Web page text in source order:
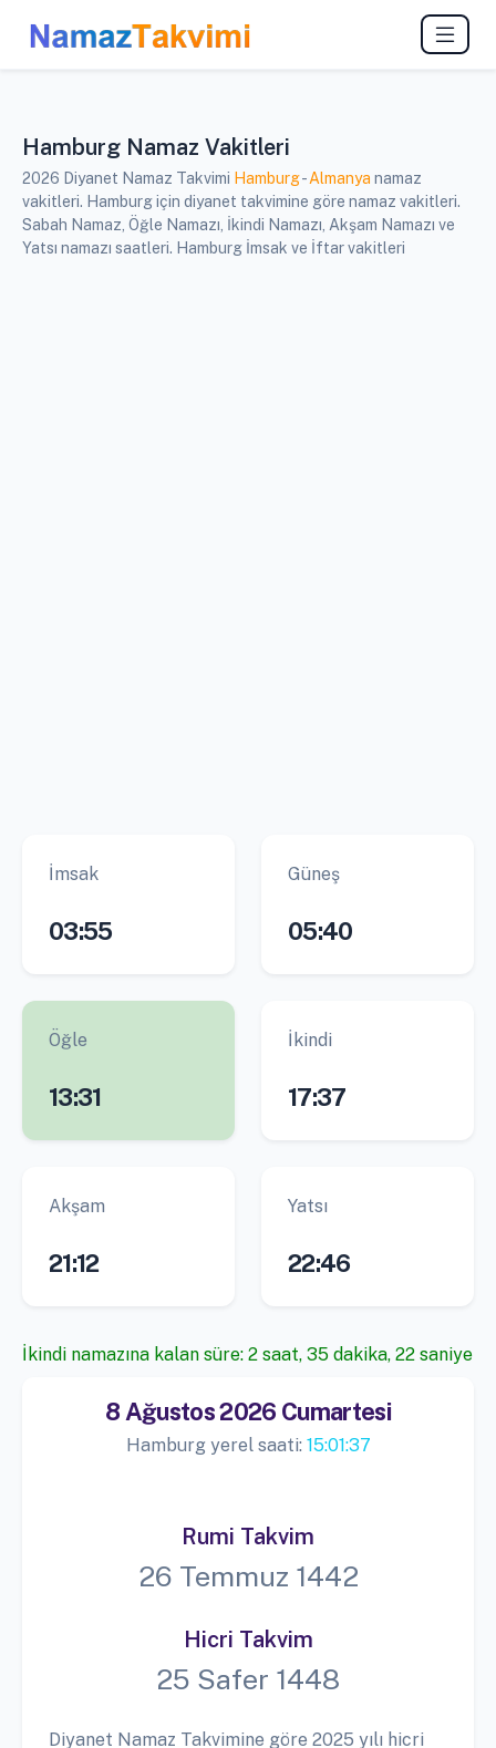
Hamburg Namaz Vakitleri
2026 Diyanet Namaz Takvimi Hamburg-Almanya namaz
vakitleri. Hamburg için diyanet takvimine göre namaz vakitleri.
Sabah Namaz, Öğle Namazı, İkindi Namazı, Akşam Namazı ve
Yatsı namazı saatleri. Hamburg İmsak ve İftar vakitleri
İmsak
03:55
Güneş
05:40
Öğle
13:31
İkindi
17:37
Akşam
21:12
Yatsı
22:46
İkindi namazına kalan süre: 2 saat, 35 dakika, 21 saniye
8 Ağustos 2026 Cumartesi
Hamburg yerel saati: 15:01:38
Rumi Takvim
26 Temmuz 1442
Hicri Takvim
25 Safer 1448
Diyanet Namaz Takvimine göre 2025 yılı hicri